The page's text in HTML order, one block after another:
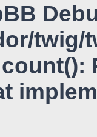
count():